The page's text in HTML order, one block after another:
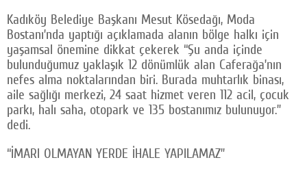
Kadıköy Belediye Başkanı Mesut Kösedağı, Moda
Bostanı’nda yaptığı açıklamada alanın bölge halkı için
yaşamsal önemine dikkat çekerek “Şu anda içinde
bulunduğumuz yaklaşık 12 dönümlük alan Caferağa’nın
nefes alma noktalarından biri. Burada muhtarlık binası,
aile sağlığı merkezi, 24 saat hizmet veren 112 acil, çocuk
parkı, halı saha, otopark ve 135 bostanımız bulunuyor.”
dedi.
“İMARI OLMAYAN YERDE İHALE YAPILAMAZ”